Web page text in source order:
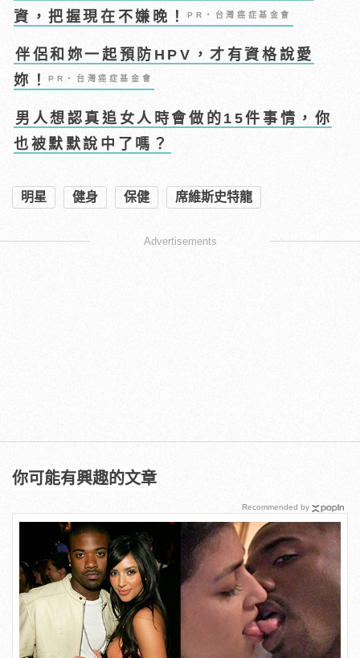
資，把握現在不嫌晚！PR・台灣癌症基金會
伴侶和妳一起預防HPV，才有資格說愛
妳！PR・台灣癌症基金會
男人想認真追女人時會做的15件事情，你
也被默默說中了嗎？
明星 健身 保健 席維斯史特龍
Advertisements
你可能有興趣的文章
Recommended by